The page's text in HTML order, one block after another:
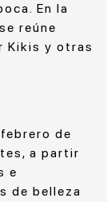
En la
reúne
Kikis y otras
de
a partir
e
de belleza